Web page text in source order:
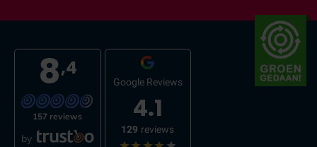
8,4
157 reviews
by
Google Reviews
4.1
129 reviews